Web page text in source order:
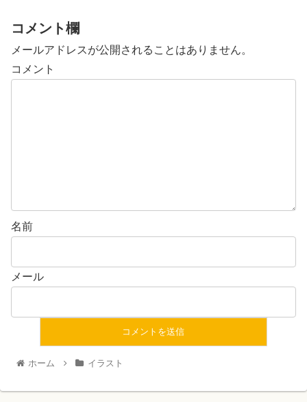
コメント欄
メールアドレスが公開されることはありません。
コメント
名前
メール
ホーム イラスト